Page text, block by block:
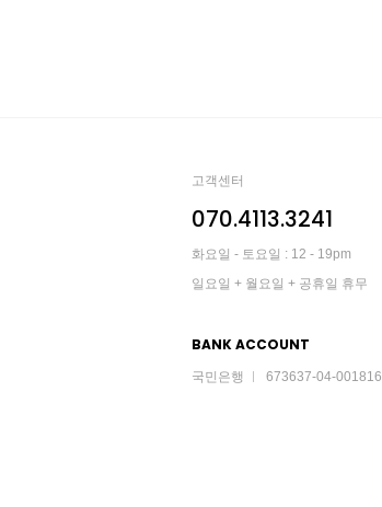
고객센터
070.4113.3241
화요일 - 토요일 : 12 - 19pm
일요일 + 월요일 + 공휴일 휴무
BANK ACCOUNT
국민은행 673637-04-001816